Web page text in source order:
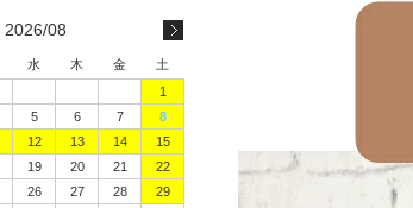
2026/08
水 木 金
土
1
5 6 7
8
12 13 14
15
19 20 21
22
26 27 28
29